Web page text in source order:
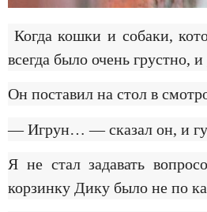
Когда кошки и собаки,
всегда было очень грустно,
Он поставил на стол в
— Игрун… — сказал он, и
Я не стал задавать
корзинку Дику было не по